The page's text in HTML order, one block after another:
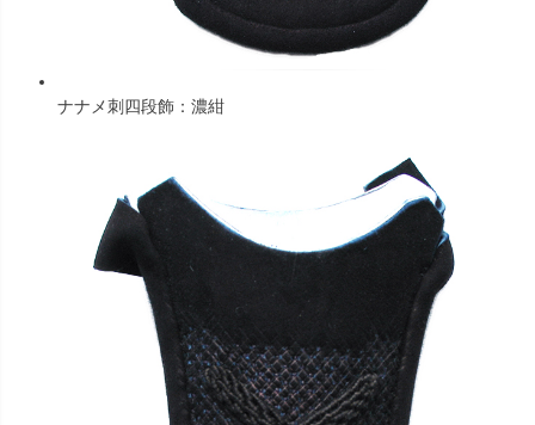
ナナメ刺四段飾：濃紺